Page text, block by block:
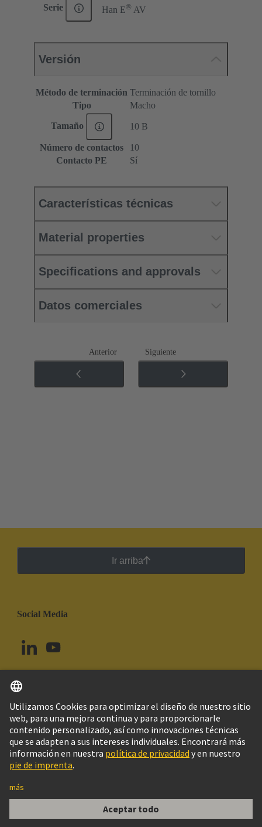
Han E AV 10 Pos. M Insert Term. Block le
Serie Han E® AV
Versión
Método de terminación Terminación de tornillo
Tipo
Macho
Tamaño 10 B
Número de contactos
10
Contacto PE
Sí
Características técnicas
Material properties
Specifications and approvals
Datos comerciales
Anterior Siguiente
Ir arriba
Social Media
Brasil Español
© Grupo Tecnológico HARTING
Configuración de cookies